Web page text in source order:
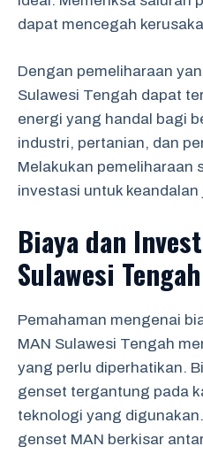
dapat mencegah
Dengan pemeliharaan
Sulawesi Tengah dapat
energi yang handal bagi
industri, pertanian, dan
Melakukan pemeliharaan
investasi untuk
Biaya dan
Sulawesi Tengah
Pemahaman mengenai
MAN Sulawesi Tengah
yang perlu diperhatikan.
genset tergantung pada
teknologi yang
genset MAN berkisar